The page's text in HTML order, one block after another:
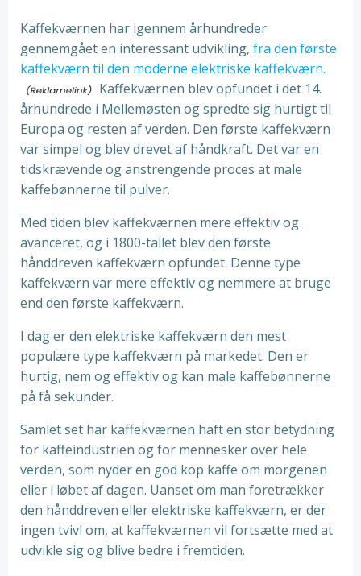
Kaffekværnen har igennem århundreder
gennemgået en interessant udvikling, fra den første
kaffekværn til den moderne elektriske kaffekværn.
Kaffekværnen blev opfundet i det 14.
århundrede i Mellemøsten og spredte sig hurtigt til
Europa og resten af verden. Den første kaffekværn
var simpel og blev drevet af håndkraft. Det var en
tidskrævende og anstrengende proces at male
kaffebønnerne til pulver.
Med tiden blev kaffekværnen mere effektiv og
avanceret, og i 1800-tallet blev den første
hånddreven kaffekværn opfundet. Denne type
kaffekværn var mere effektiv og nemmere at bruge
end den første kaffekværn.
I dag er den elektriske kaffekværn den mest
populære type kaffekværn på markedet. Den er
hurtig, nem og effektiv og kan male kaffebønnerne
på få sekunder.
Samlet set har kaffekværnen haft en stor betydning
for kaffeindustrien og for mennesker over hele
verden, som nyder en god kop kaffe om morgenen
eller i løbet af dagen. Uanset om man foretrækker
den hånddreven eller elektriske kaffekværn, er der
ingen tvivl om, at kaffekværnen vil fortsætte med at
udvikle sig og blive bedre i fremtiden.